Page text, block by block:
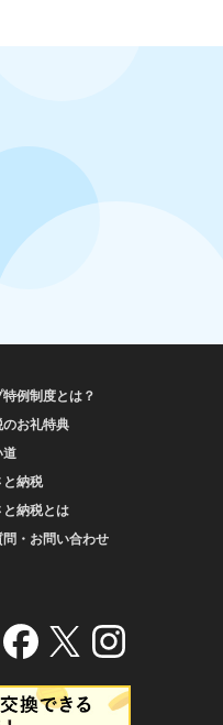
例制度とは？
お礼特典
道
と納税
納税とは
・お問い合わせ